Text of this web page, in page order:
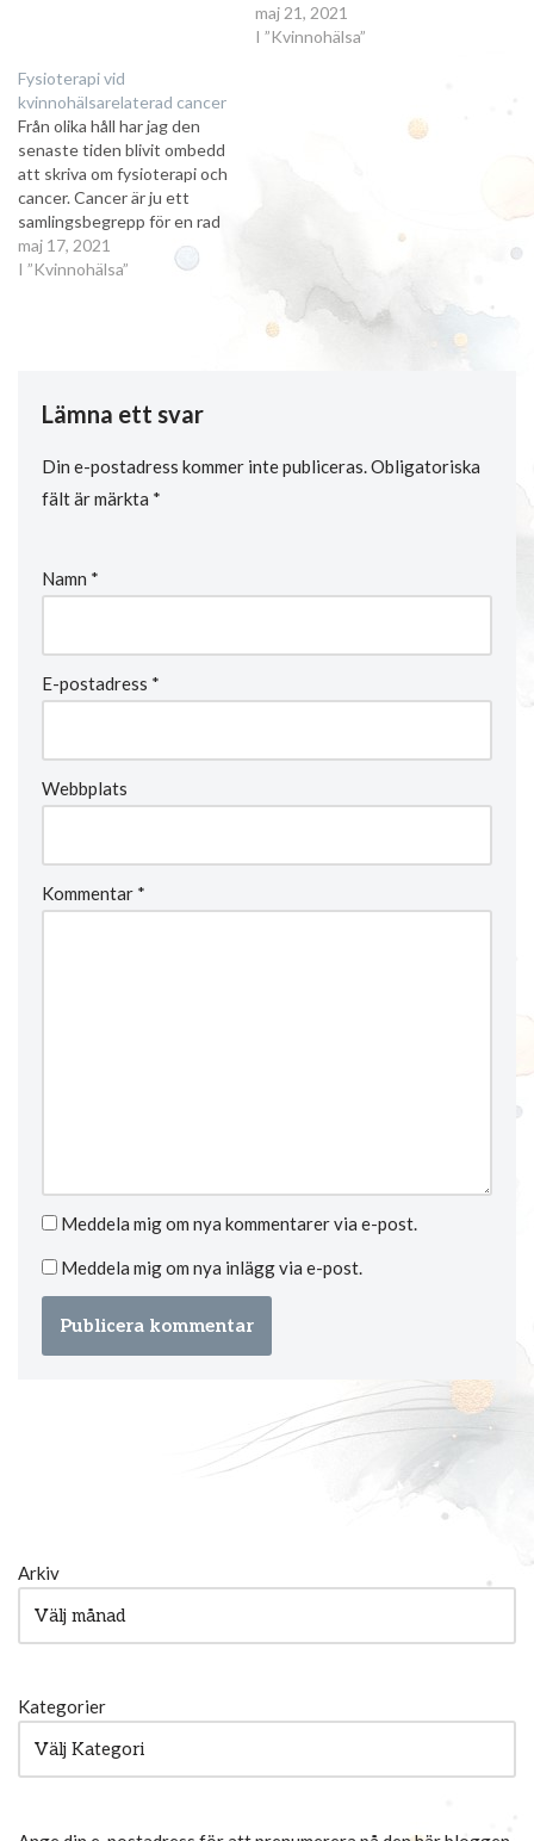
maj 21, 2021
I ”Kvinnohälsa”
Fysioterapi vid
kvinnohälsarelaterad cancer
Från olika håll har jag den
senaste tiden blivit ombedd
att skriva om fysioterapi och
cancer. Cancer är ju ett
samlingsbegrepp för en rad
olika sjukdomstillstånd och
jag kan inte gå in på var och
maj 17, 2021
I ”Kvinnohälsa”
Lämna ett svar
Din e-postadress kommer inte publiceras.Obligatoriska
fält är märkta *
Namn *
E-postadress *
Webbplats
Kommentar *
Meddela mig om nya kommentarer via e-post.
Meddela mig om nya inlägg via e-post.
Arkiv
Kategorier